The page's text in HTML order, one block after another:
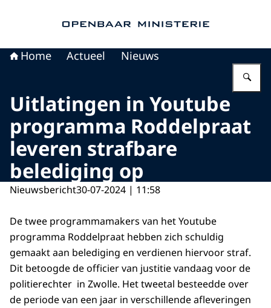
Home Actueel Nieuws
Uitlatingen in Youtube
programma Roddelpraat
leveren strafbare
belediging op
Nieuwsbericht30-07-2024 | 11:58
De twee programmamakers van het Youtube
programma Roddelpraat hebben zich schuldig
gemaakt aan belediging en verdienen hiervoor straf.
Dit betoogde de officier van justitie vandaag voor de
politierechter in Zwolle. Het tweetal besteedde over
de periode van een jaar in verschillende afleveringen